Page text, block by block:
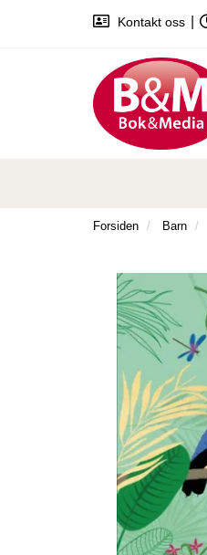
Kontakt oss
Forsiden Barn